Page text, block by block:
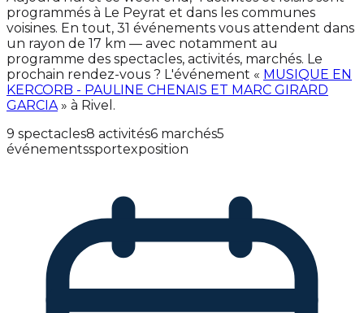
programmés à Le Peyrat et dans les communes
voisines. En tout, 31 événements vous attendent dans
un rayon de 17 km — avec notamment au
programme des spectacles, activités, marchés. Le
prochain rendez-vous ? L'événement « MUSIQUE EN
KERCORB - PAULINE CHENAIS ET MARC GIRARD
GARCIA » à Rivel.
9 spectacles8 activités6 marchés5
événementssportexposition